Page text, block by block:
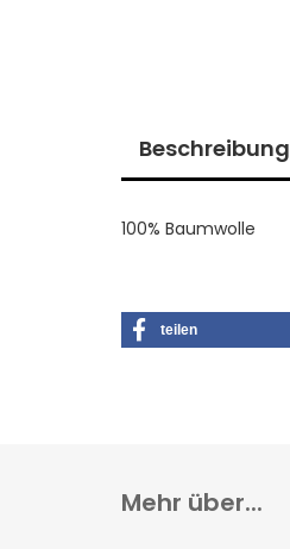
Beschreibung
100% Baumwolle
teilen
Mehr über...